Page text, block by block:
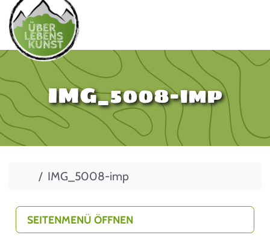
IMG_5008-imp
StartIMG_5008-imp
SEITENMENÜ ÖFFNEN